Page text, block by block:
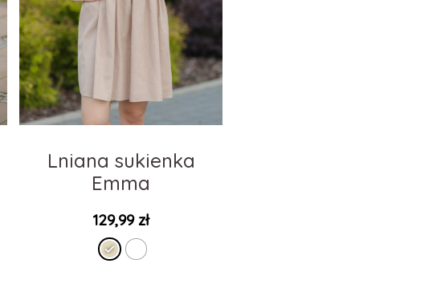
Lniana sukienka
Emma
129,99zł